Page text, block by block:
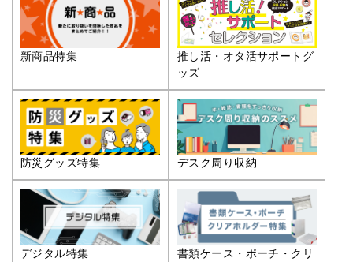
新商品特集
推し活・オタ活サポートグ
ッズ
防災グッズ特集 デスク周り収納
デジタル特集
書類ケース・ポーチ・クリ